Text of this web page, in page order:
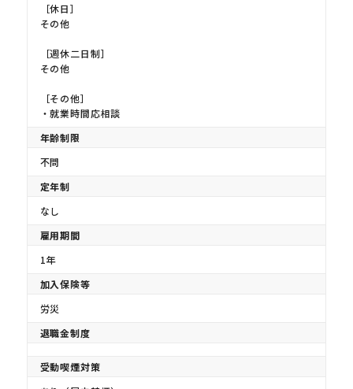
［休日］
その他
［週休二日制］
その他
［その他］
・就業時間応相談
年齢制限
不問
定年制
なし
雇用期間
1年
加入保険等
労災
退職金制度
受動喫煙対策